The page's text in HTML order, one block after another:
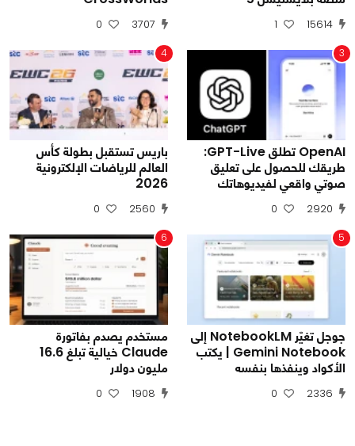
15614
1
3707
0
3
OpenAI تطلق GPT-Live:
طريقك للحصول على تعليق
صوتي واقعي لفيديوهاتك
2920
0
4
باريس تستقبل بطولة كأس
العالم للرياضات الإلكترونية
2026
2560
0
5
جوجل تغيّر NotebookLM إلى
Gemini Notebook | يكتب
الأكواد وينفذها بنفسه
2336
0
6
مستخدم يصدم بفاتورة
Claude خيالية تبلغ 16.6
مليون دولار
1908
0